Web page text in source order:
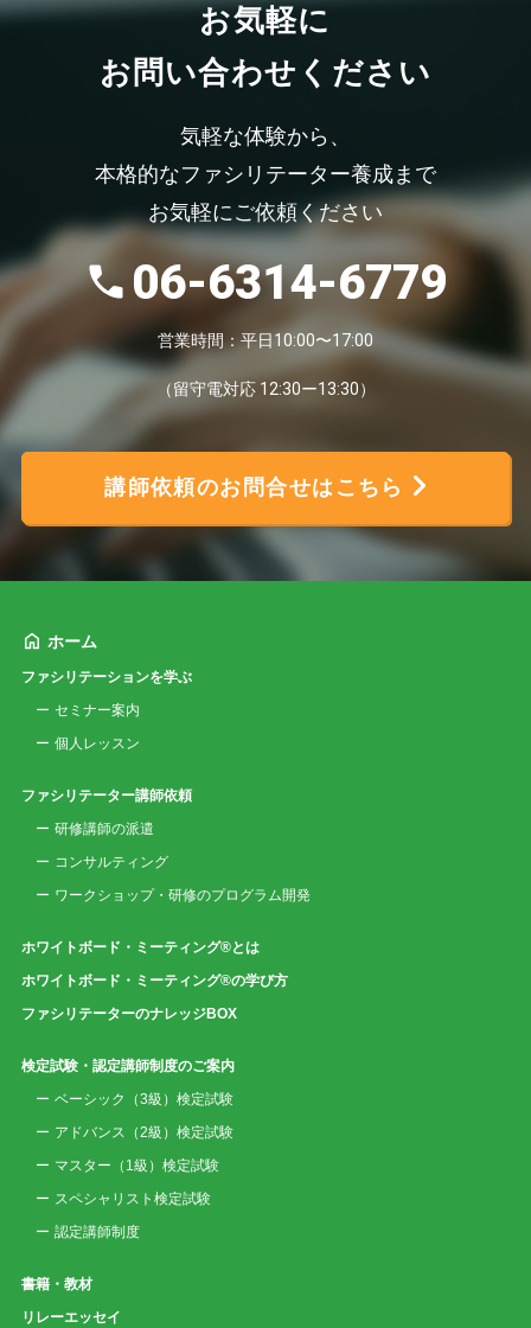
お気軽に
お問い合わせください
気軽な体験から、
本格的なファシリテーター養成まで
お気軽にご依頼ください
06-6314-6779
営業時間：平日10:00〜17:00
（留守電対応 12:30ー13:30）
講師依頼のお問合せはこちら
ホーム
ファシリテーションを学ぶ
セミナー案内
個人レッスン
ファシリテーター講師依頼
研修講師の派遣
コンサルティング
ワークショップ・研修のプログラム開発
ホワイトボード・ミーティング®とは
ホワイトボード・ミーティング®の学び方
ファシリテーターのナレッジBOX
検定試験・認定講師制度のご案内
ベーシック（3級）検定試験
アドバンス（2級）検定試験
マスター（1級）検定試験
スペシャリスト検定試験
認定講師制度
書籍・教材
リレーエッセイ